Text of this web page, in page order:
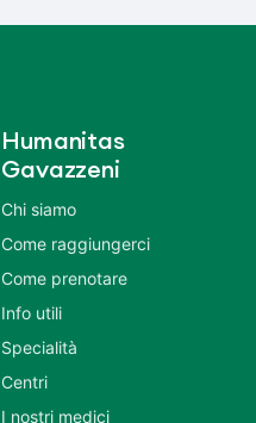
Humanitas
Gavazzeni
Chi siamo
Come raggiungerci
Come prenotare
Info utili
Specialità
Centri
I nostri medici